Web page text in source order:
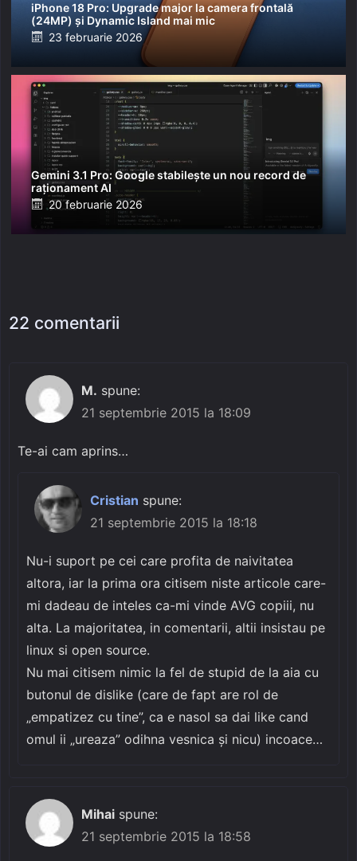
iPhone 18 Pro: Upgrade major la camera frontală
(24MP) și Dynamic Island mai mic
Posted
23 februarie 2026
Gemini 3.1 Pro: Google stabilește un nou record de
raționament AI
Posted
on
20 februarie 2026
22 comentarii
M. spune:
21 septembrie 2015 la 18:09
Te-ai cam aprins…
Cristian spune:
21 septembrie 2015 la 18:18
Nu-i suport pe cei care profita de naivitatea
altora, iar la prima ora citisem niste articole care-
mi dadeau de inteles ca-mi vinde AVG copiii, nu
alta. La majoritatea, in comentarii, altii insistau pe
linux si open source.
Nu mai citisem nimic la fel de stupid de la aia cu
butonul de dislike (care de fapt are rol de
„empatizez cu tine”, ca e nasol sa dai like cand
omul ii „ureaza” odihna vesnica și nicu) incoace…
Mihai spune:
21 septembrie 2015 la 18:58